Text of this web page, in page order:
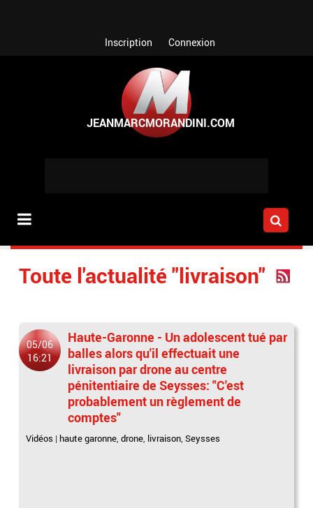
Inscription Connexion
Toute l'actualité "livraison"
05/06
16:21
Haute-Garonne - Un adolescent tué par
balles alors qu'il effectuait une
livraison par drone au centre
pénitentiaire de Seysses: "C'est
probablement un règlement de
comptes"
Vidéos | haute garonne,drone, livraison,Seysses